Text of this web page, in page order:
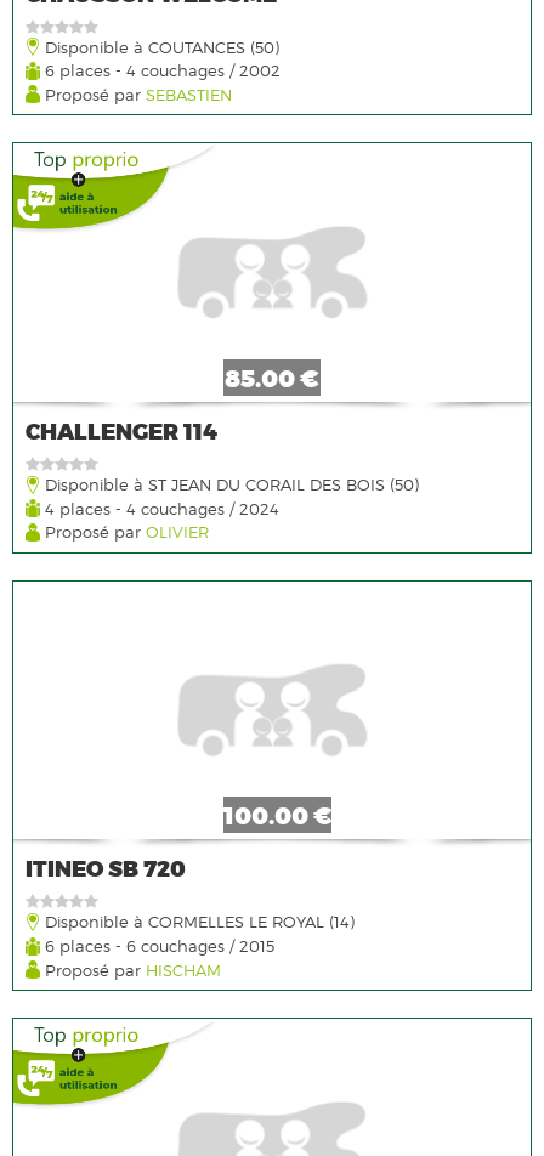
Disponible à COUTANCES (50)
6 places - 4 couchages / 2002
Proposé par SEBASTIEN
85.00 €
CHALLENGER 114
Disponible à ST JEAN DU CORAIL DES BOIS (50)
4 places - 4 couchages / 2024
Proposé parOLIVIER
100.00 €
ITINEO SB 720
Disponible à CORMELLES LE ROYAL (14)
6 places - 6 couchages / 2015
Proposé par HISCHAM